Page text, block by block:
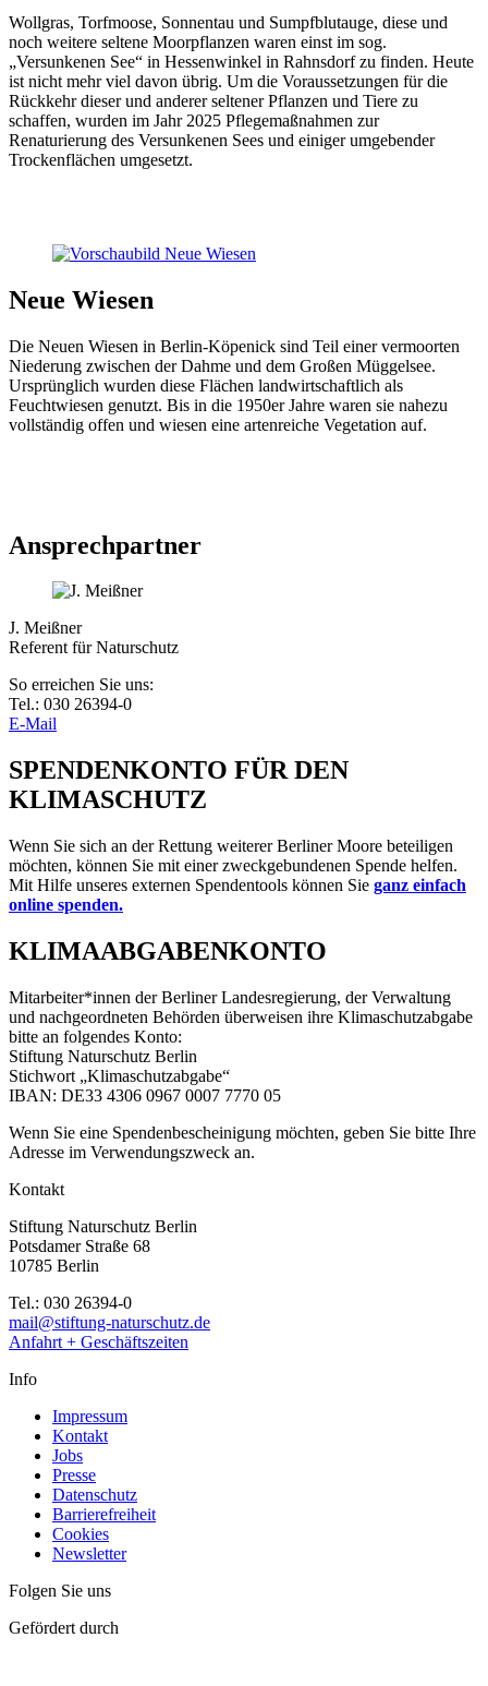
Wollgras, Torfmoose, Sonnentau und Sumpfblutauge, diese und
noch weitere seltene Moorpflanzen waren einst im sog.
„Versunkenen See“ in Hessenwinkel in Rahnsdorf zu finden. Heute
ist nicht mehr viel davon übrig. Um die Voraussetzungen für die
Rückkehr dieser und anderer seltener Pflanzen und Tiere zu
schaffen, wurden im Jahr 2025 Pflegemaßnahmen zur
Renaturierung des Versunkenen Sees und einiger umgebender
Trockenflächen umgesetzt.
Neue Wiesen
Die Neuen Wiesen in Berlin-Köpenick sind Teil einer vermoorten
Niederung zwischen der Dahme und dem Großen Müggelsee.
Ursprünglich wurden diese Flächen landwirtschaftlich als
Feuchtwiesen genutzt. Bis in die 1950er Jahre waren sie nahezu
vollständig offen und wiesen eine artenreiche Vegetation auf.
Ansprechpartner
J. Meißner
Referent für Naturschutz
So erreichen Sie uns:
Tel.: 030 26394-0
E-Mail
SPENDENKONTO FÜR DEN
KLIMASCHUTZ
Wenn Sie sich an der Rettung weiterer Berliner Moore beteiligen
möchten, können Sie mit einer zweckgebundenen Spende helfen.
Mit Hilfe unseres externen Spendentools können Sie ganz einfach
online spenden.
KLIMAABGABENKONTO
Mitarbeiter*innen der Berliner Landesregierung, der Verwaltung
und nachgeordneten Behörden überweisen ihre Klimaschutzabgabe
bitte an folgendes Konto:
Stiftung Naturschutz Berlin
Stichwort „Klimaschutzabgabe“
IBAN: DE33 4306 0967 0007 7770 05
Wenn Sie eine Spendenbescheinigung möchten, geben Sie bitte Ihre
Adresse im Verwendungszweck an.
Kontakt
Stiftung Naturschutz Berlin
Potsdamer Straße 68
10785 Berlin
Tel.: 030 26394-0
mail@stiftung-naturschutz.de
Anfahrt + Geschäftszeiten
Info
Impressum
Kontakt
Jobs
Presse
Datenschutz
Barrierefreiheit
Cookies
Newsletter
Folgen Sie uns
Gefördert durch